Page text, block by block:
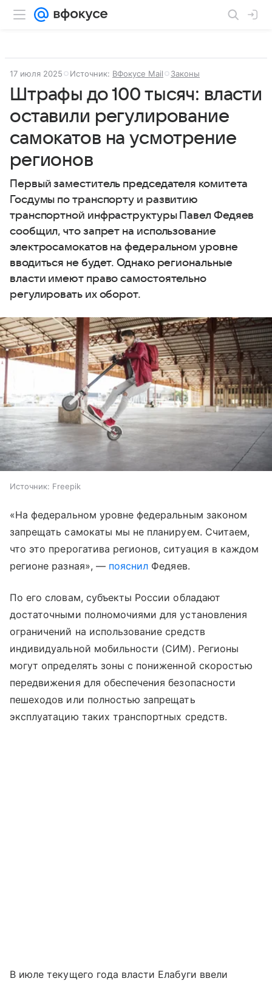
17 июля 2025 Источник: ВФокусе Mail Законы
Штрафы до 100 тысяч: власти
оставили регулирование
самокатов на усмотрение
регионов
Первый заместитель председателя комитета
Госдумы по транспорту и развитию
транспортной инфраструктуры Павел Федяев
сообщил, что запрет на использование
электросамокатов на федеральном уровне
вводиться не будет. Однако региональные
власти имеют право самостоятельно
регулировать их оборот.
Источник: Freepik
«На федеральном уровне федеральным законом
запрещать самокаты мы не планируем. Считаем,
что это прерогатива регионов, ситуация в каждом
регионе разная», — пояснил Федяев.
По его словам, субъекты России обладают
достаточными полномочиями для установления
ограничений на использование средств
индивидуальной мобильности (СИМ). Регионы
могут определять зоны с пониженной скоростью
передвижения для обеспечения безопасности
пешеходов или полностью запрещать
эксплуатацию таких транспортных средств.
В июле текущего года власти Елабуги ввели